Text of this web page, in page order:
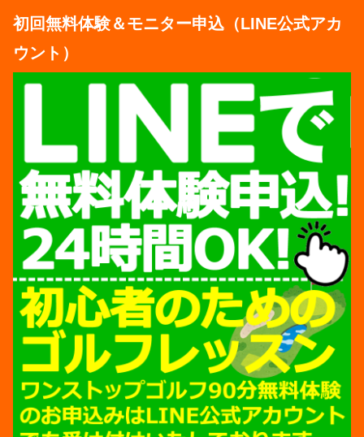
初回無料体験＆モニター申込（LINE公式アカ
ウント）